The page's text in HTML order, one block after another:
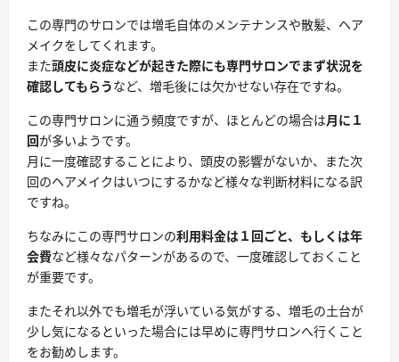
この専門のサロンでは増毛自体のメンテナンスや散髪、ヘア
メイクをしてくれます。
また頭皮に炎症などが起きた際にも専門サロンでまず状況を
確認してもらうなど、増毛後には欠かせない存在ですね。
この専門サロンに通う頻度ですが、ほとんどの場合は月に１
回が多いようです。
月に一度確認することにより、頭皮の影響がないか、また次
回のヘアメイクはいつにするかなど様々な判断材料になる訳
ですね。
ちなみにこの専門サロンの利用料金は１回ごと、もしくは年
会費など様々なパターンがあるので、一度確認しておくこと
が重要です。
またそれ以外でも増毛が浮いている気がする、増毛の土台が
少し気になるといった場合には早めに専門サロンへ行くこと
をお勧めします。